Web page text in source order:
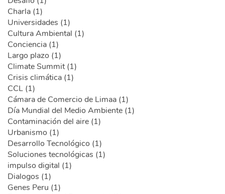
Charla (1)
Universidades (1)
Cultura Ambiental (1)
Conciencia (1)
Largo plazo (1)
Climate Summit (1)
Crisis climática (1)
CCL (1)
Cámara de Comercio de Limaa (1)
Día Mundial del Medio Ambiente (1)
Contaminación del aire (1)
Urbanismo (1)
Desarrollo Tecnológico (1)
Soluciones tecnológicas (1)
impulso digital (1)
Dialogos (1)
Genes Peru (1)